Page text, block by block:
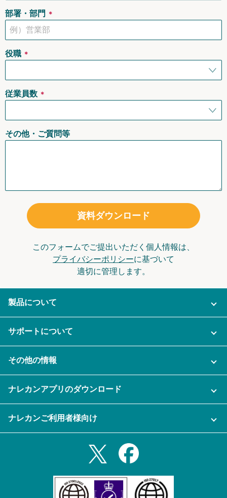
部署・部門 ＊
役職 ＊
従業員数 ＊
その他・ご質問等
資料ダウンロード
このフォームでご提出いただく個人情報は、
プライバシーポリシーに基づいて
適切に管理します。
製品について
ご利用企業様の声
セキュリティ
資料をダウンロードする
メール自動転送機能
サポートについて
充実サポート
その他の情報
セミナー一覧
プライバシーポリシー
ナレカンアプリのダウンロード
Androidタブレットアプリ
ナレカンご利用者様向け